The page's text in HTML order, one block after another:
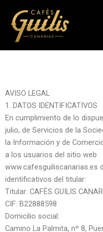
contenido
AVISO LEGAL
1. DATOS IDENTIFICATIVOS
En cumplimiento de lo
julio, de Servicios de la
la Información y de
a los usuarios del sitio web
www.cafesguiliscanarias.es
identificativos del titular:
Titular: CAFÉS GUILIS
CIF: B22888598
Domicilio social:
Camino La Palmita, nº 8,